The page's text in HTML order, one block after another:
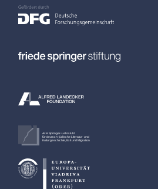
Axel Springer-Lehrstuhl
für deutsch-jüdische Literatur- und
Kulturgeschichte, Exil und Migration